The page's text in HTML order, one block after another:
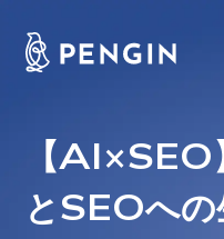
【
とSEOへ